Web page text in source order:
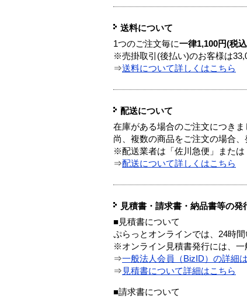
送料について
1つのご注文毎に一律1,100円(税
※売掛取引(後払い)のお客様は
⇒送料について詳しくはこちら
配送について
在庫がある場合のご注文につき
尚、複数の商品をご注文の場合
※配送業者は「佐川急便」また
⇒配送について詳しくはこちら
見積書・請求書・納品書等の発
■見積書について
ぷらっとオンラインでは、24時
※オンライン見積書発行には、一
⇒一般法人会員（BizID）の詳細
⇒ 見積書について詳細はこちら
■請求書について